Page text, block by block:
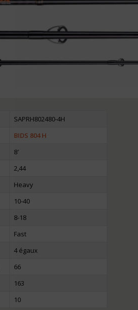
SAPRH802480-4H
BIDS 804 H
8′
2,44
Heavy
10-40
8-18
Fast
4 égaux
66
163
10